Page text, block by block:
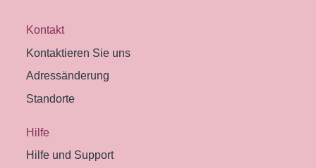
Kontakt
Kontaktieren Sie uns
Adressänderung
Standorte
Hilfe
Hilfe und Support